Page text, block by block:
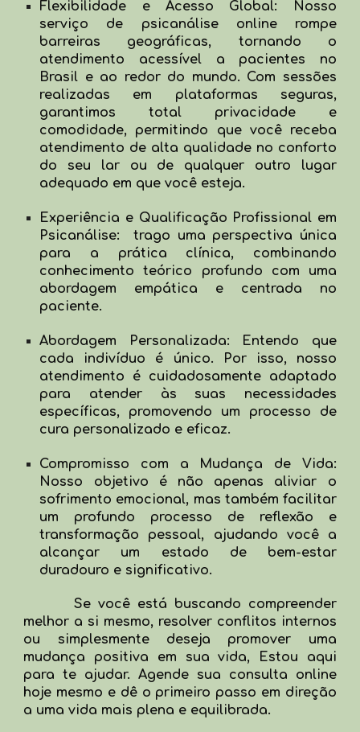
Flexibilidade e Acesso Global: Nosso
serviço de psicanálise online rompe
barreiras geográficas, tornando o
atendimento acessível a pacientes no
Brasil e ao redor do mundo. Com sessões
realizadas em plataformas seguras,
garantimos total privacidade e
comodidade, permitindo que você receba
atendimento de alta qualidade no conforto
do seu lar ou de qualquer outro lugar
adequado em que você esteja.
Experiência e Qualificação Profissional em
Psicanálise: trago uma perspectiva única
para a prática clínica, combinando
conhecimento teórico profundo com uma
abordagem empática e centrada no
paciente.
Abordagem Personalizada: Entendo que
cada indivíduo é único. Por isso, nosso
atendimento é cuidadosamente adaptado
para atender às suas necessidades
específicas, promovendo um processo de
cura personalizado e eficaz.
Compromisso com a Mudança de Vida:
Nosso objetivo é não apenas aliviar o
sofrimento emocional, mas também facilitar
um profundo processo de reflexão e
transformação pessoal, ajudando você a
alcançar um estado de bem-estar
duradouro e significativo.
Se você está buscando compreender
melhor a si mesmo, resolver conflitos internos
ou simplesmente deseja promover uma
mudança positiva em sua vida, Estou aqui
para te ajudar. Agende sua consulta online
hoje mesmo e dê o primeiro passo em direção
a uma vida mais plena e equilibrada.